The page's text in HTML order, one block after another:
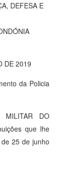
DEFESA E
DE 2019
da Policia
MILITAR DO
que lhe
25 de junho